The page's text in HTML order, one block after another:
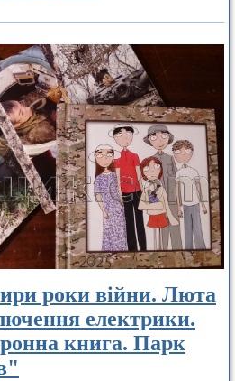
роки війни. Люта
електрики.
книга. Парк